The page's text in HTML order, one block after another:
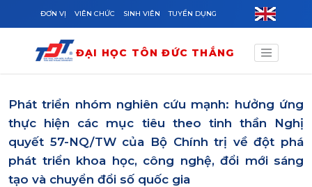
Skip to main content
ĐƠN VỊ VIÊN CHỨC SINH VIÊN TUYỂN DỤNG
ĐẠI HỌC TÔN ĐỨC THẮNG
Phát triển nhóm nghiên cứu mạnh: hưởng ứng
thực hiện các mục tiêu theo tinh thần Nghị
quyết 57-NQ/TW của Bộ Chính trị về đột phá
phát triển khoa học, công nghệ, đổi mới sáng
tạo và chuyển đổi số quốc gia